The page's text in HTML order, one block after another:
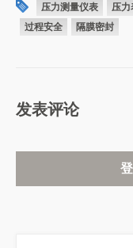
压力测量仪表 压力
过程安全
隔膜密封
发表评论